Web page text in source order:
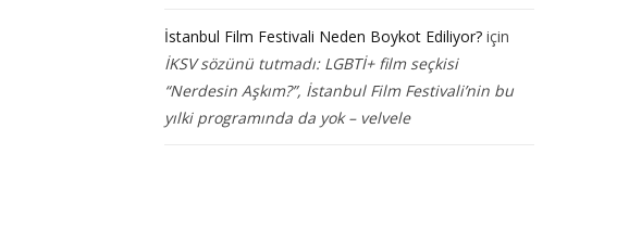
İstanbul Film Festivali Neden Boykot Ediliyor? için
İKSV sözünü tutmadı: LGBTİ+ film seçkisi
“Nerdesin Aşkım?”, İstanbul Film Festivali’nin bu
yılki programında da yok – velvele